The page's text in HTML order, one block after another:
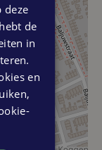
deze
de
in
en